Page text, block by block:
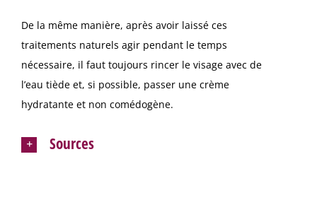
De la même manière, après avoir laissé ces
traitements naturels agir pendant le temps
nécessaire, il faut toujours rincer le visage avec de
l’eau tiède et, si possible, passer une crème
hydratante et non comédogène.
Sources